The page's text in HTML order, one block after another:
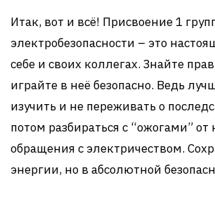
Итак, вот и всё! Присвоение 1
электробезопасности – это
себе и своих коллегах. Знайте
играйте в неё безопасно. Ведь
изучить и не переживать о
потом разбираться с “ожогами” от
обращения с электричеством.
энергии, но в абсолютной